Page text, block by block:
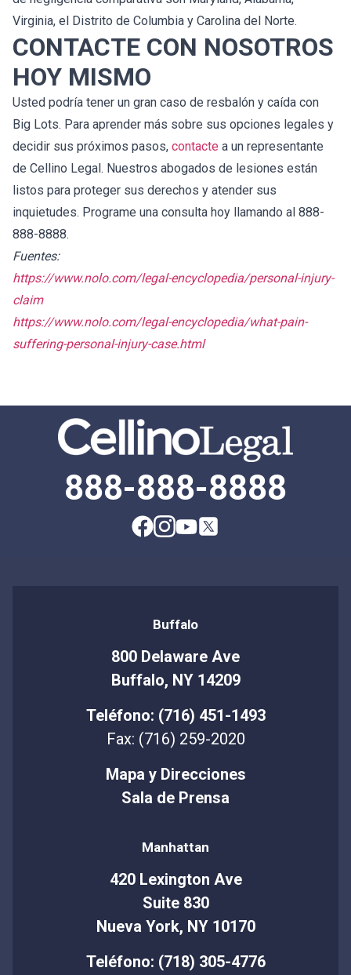
Virginia, el Distrito de Columbia y Carolina del Norte.
CONTACTE CON NOSOTROS
HOY MISMO
Usted podría tener un gran caso de resbalón y caída con
Big Lots. Para aprender más sobre sus opciones legales y
decidir sus próximos pasos, contacte a un representante
de Cellino Legal. Nuestros abogados de lesiones están
listos para proteger sus derechos y atender sus
inquietudes. Programe una consulta hoy llamando al 888-
888-8888.
Fuentes:
https://www.nolo.com/legal-encyclopedia/personal-injury-
claim
https://www.nolo.com/legal-encyclopedia/what-pain-
suffering-personal-injury-case.html
888-888-8888
Buffalo
800 Delaware Ave
Buffalo, NY 14209
Teléfono: (716) 451-1493
Fax: (716) 259-2020
Mapa y Direcciones
Sala de Prensa
Manhattan
420 Lexington Ave
Suite 830
Nueva York, NY 10170
Teléfono: (718) 305-4776